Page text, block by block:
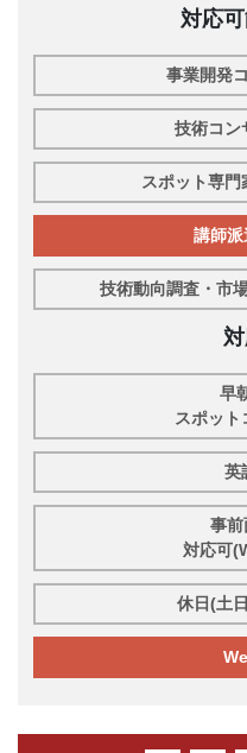
対応
事業開発
技術コン
スポット専門
講師
技術動向調査・市
早
スポット
英
事前
対応可
休日(土